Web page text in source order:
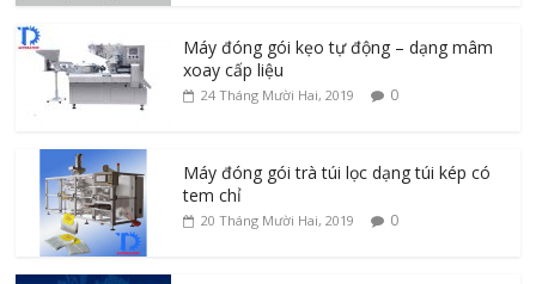
Máy đóng gói kẹo tự động – dạng mâm
xoay cấp liệu
24 Tháng Mười Hai, 2019 0
Máy đóng gói trà túi lọc dạng túi kép có
tem chỉ
20 Tháng Mười Hai, 2019 0